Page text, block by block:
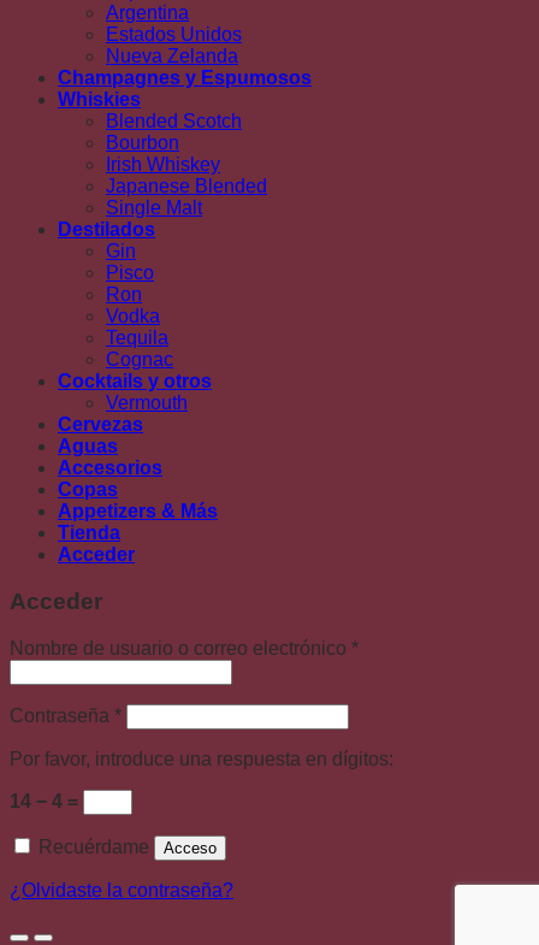
Argentina
Estados Unidos
Nueva Zelanda
Champagnes y Espumosos
Whiskies
Blended Scotch
Bourbon
Irish Whiskey
Japanese Blended
Single Malt
Destilados
Gin
Pisco
Ron
Vodka
Tequila
Cognac
Cocktails y otros
Vermouth
Cervezas
Aguas
Accesorios
Copas
Appetizers & Más
Tienda
Acceder
Acceder
Nombre de usuario o correo electrónico *
Contraseña *
Por favor, introduce una respuesta en dígitos:
14 − 4 =
Recuérdame Acceso
¿Olvidaste la contraseña?